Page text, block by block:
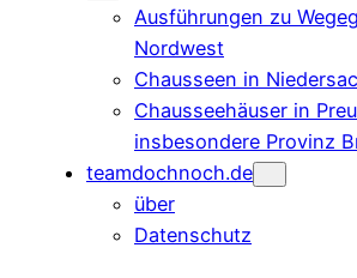
Ausführungen zu
Nordwest
Chausseen in
Chausseehäuser in
insbesondere Provinz
teamdochnoch.de
über
Datenschutz